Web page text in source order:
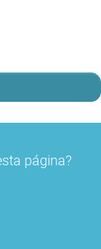
página?